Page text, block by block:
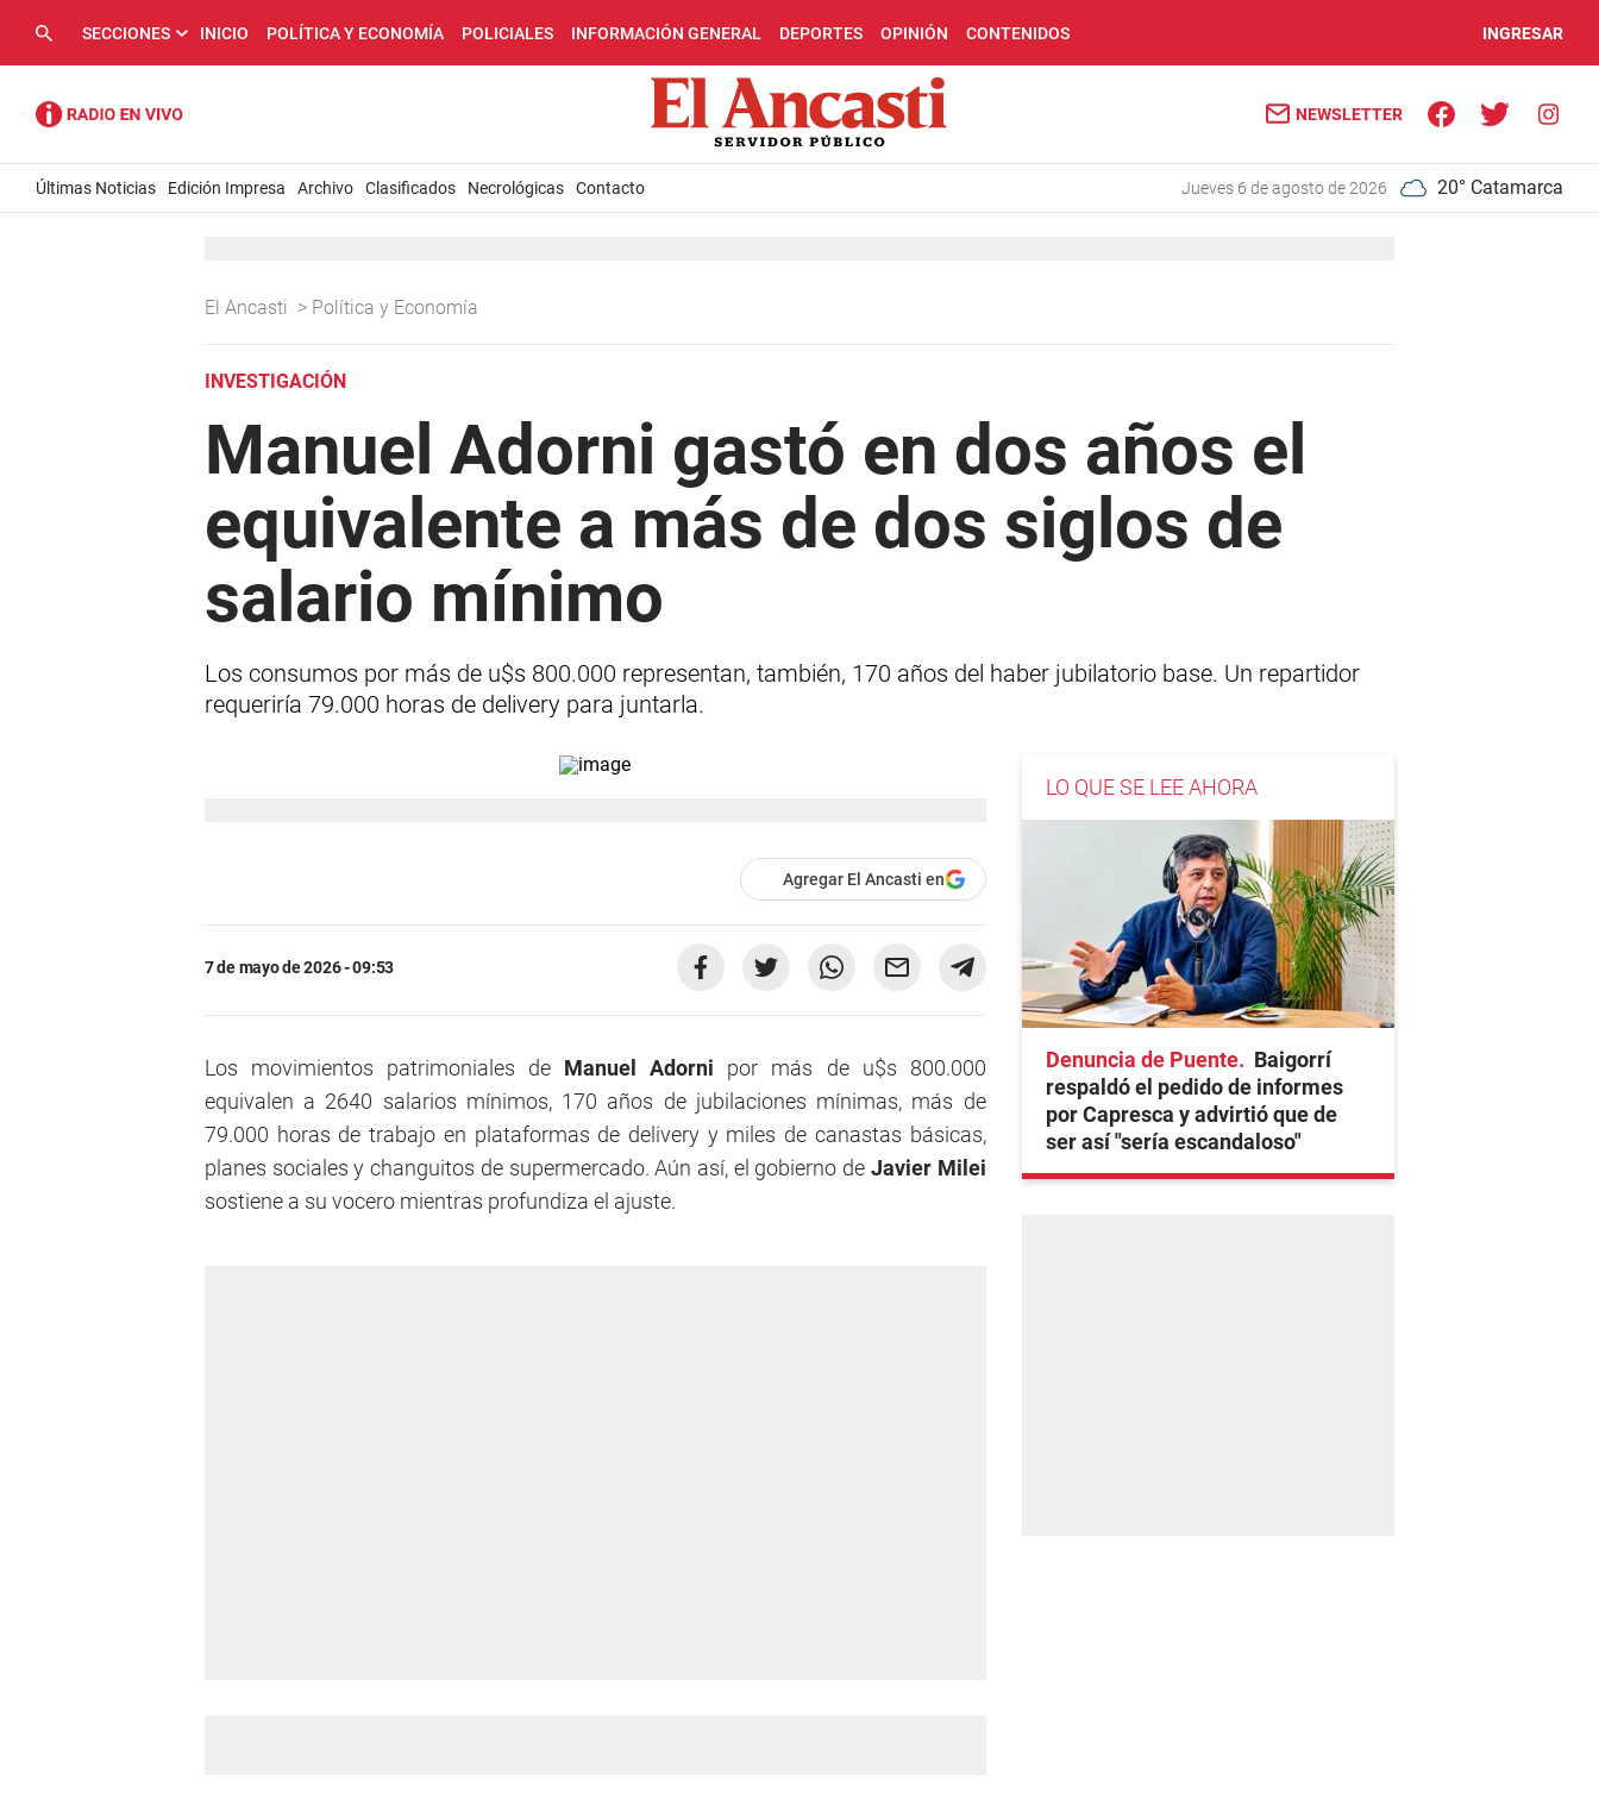
SECCIONES INICIO POLÍTICA Y ECONOMÍA POLICIALES INFORMACIÓN GENERAL DEPORTES OPINIÓN CONTENIDOS INGRESAR
NEWSLETTER
Últimas Noticias Edición Impresa Archivo Clasificados Necrológicas Contacto jueves 6 de agosto de 2026 20° Catamarca
El Ancasti > Política y Economía
INVESTIGACIÓN
Manuel Adorni gastó en dos años el
equivalente a más de dos siglos de
salario mínimo
Los consumos por más de u$s 800.000 representan, también, 170 años del haber jubilatorio base. Un repartidor
requeriría 79.000 horas de delivery para juntarla.
Agregar El Ancasti en
7 de mayo de 2026 - 09:53
Los movimientos patrimoniales de Manuel Adorni por más de u$s 800.000
equivalen a 2640 salarios mínimos, 170 años de jubilaciones mínimas, más de
79.000 horas de trabajo en plataformas de delivery y miles de canastas básicas,
planes sociales y changuitos de supermercado. Aún así, el gobierno de Javier Milei
sostiene a su vocero mientras profundiza el ajuste.
LO QUE SE LEE AHORA
Denuncia de Puente
Baigorrí
respaldó el pedido de informes
por Capresca y advirtió que de
ser así "sería escandaloso"